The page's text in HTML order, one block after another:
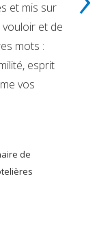
et mis sur
et de
mots :
esprit
vos
de